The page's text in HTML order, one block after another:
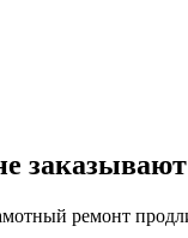
заказывают
ремонт